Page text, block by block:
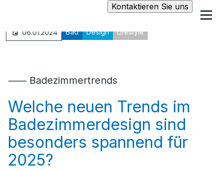
Kontaktieren Sie uns
06.01.2024 Bad Design Lifestyle
⸺ Badezimmertrends
Welche neuen Trends im
Badezimmerdesign sind
besonders spannend für
2025?